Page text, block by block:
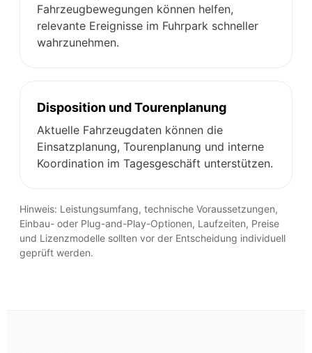
Fahrzeugbewegungen können helfen,
relevante Ereignisse im Fuhrpark schneller
wahrzunehmen.
Disposition und Tourenplanung
Aktuelle Fahrzeugdaten können die
Einsatzplanung, Tourenplanung und interne
Koordination im Tagesgeschäft unterstützen.
Hinweis: Leistungsumfang, technische Voraussetzungen,
Einbau- oder Plug-and-Play-Optionen, Laufzeiten, Preise
und Lizenzmodelle sollten vor der Entscheidung individuell
geprüft werden.